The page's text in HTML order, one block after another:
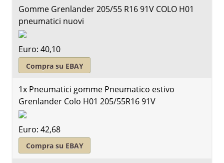
Gomme Grenlander 205/55 R16 91V COLO H01
pneumatici nuovi
Euro: 40,10
Compra su EBAY
1x Pneumatici gomme Pneumatico estivo
Grenlander Colo H01 205/55R16 91V
Euro: 42,68
Compra su EBAY